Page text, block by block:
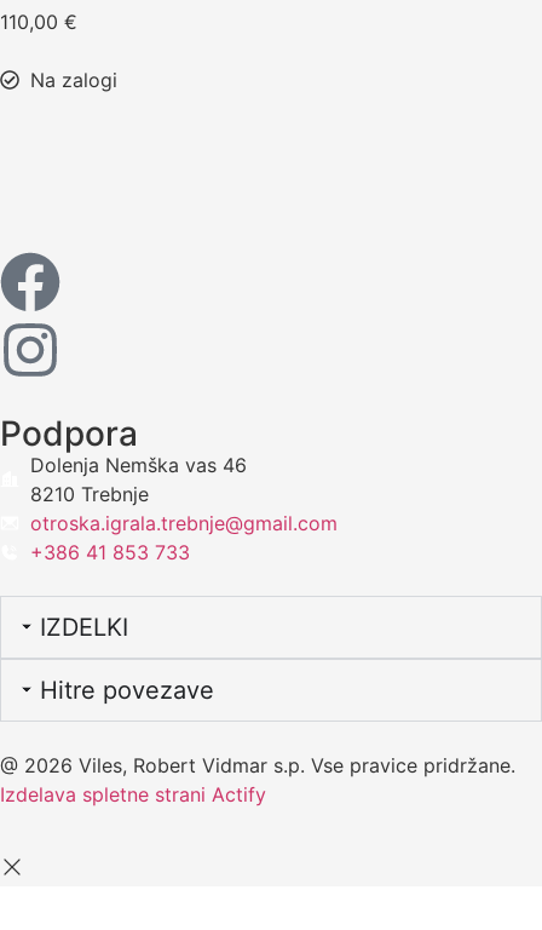
110,00 €
Na zalogi
Podpora
Dolenja Nemška vas 46
8210 Trebnje
otroska.igrala.trebnje@gmail.com
+386 41 853 733
IZDELKI
Hitre povezave
@ 2026 Viles, Robert Vidmar s.p. Vse pravice pridržane.
Izdelava spletne strani Actify